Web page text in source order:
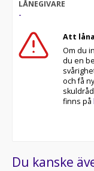
LÅNEGIVARE
-
Att
Om du
du en
och få
finns på
Du kanske